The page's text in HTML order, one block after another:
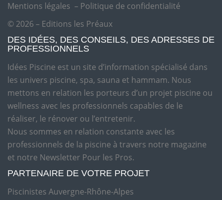
Mentions légales – Politique de confidentialité
© 2026 – Editions les Préaux
DES IDÉES, DES CONSEILS, DES ADRESSES DE
PROFESSIONNELS
Idées Piscine est un site d’information spécialisé dans
les univers piscine, spa, sauna et hammam. Nous
mettons en relation les porteurs d’un projet piscine ou
wellness avec les professionnels capables de le
réaliser, le rénover ou l’entretenir.
Nous sommes en relation constante avec les
professionnels de la piscine à travers notre magazine
et notre Newsletter Pour les Pros.
PARTENAIRE DE VOTRE PROJET
Piscinistes Auvergne-Rhône-Alpes